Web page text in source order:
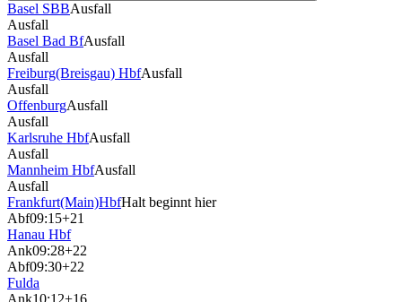
Basel SBBAusfall
Ausfall
Basel Bad BfAusfall
Ausfall
Freiburg(Breisgau) HbfAusfall
Ausfall
OffenburgAusfall
Ausfall
Karlsruhe HbfAusfall
Ausfall
Mannheim HbfAusfall
Ausfall
Frankfurt(Main)HbfHalt beginnt hier
Abf09:15+21
Hanau Hbf
Ank09:28+22
Abf09:30+22
Fulda